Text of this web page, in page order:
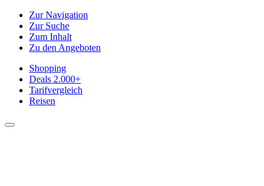
Zur Navigation
Zur Suche
Zum Inhalt
Zu den Angeboten
Shopping
Deals 2.000+
Tarifvergleich
Reisen